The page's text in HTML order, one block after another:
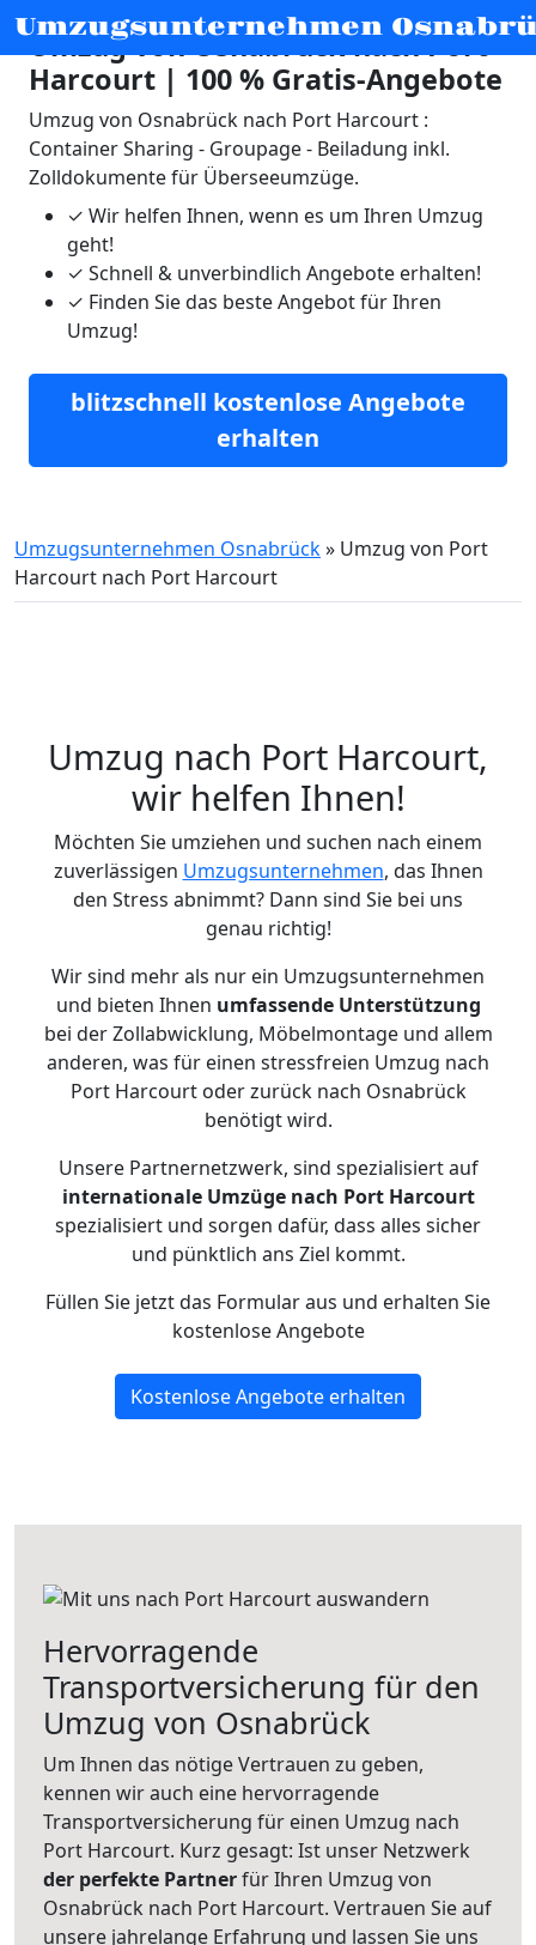
Umzugsunternehmen
Umzug von Osnabrück nach Port
Harcourt | 100 % Gratis-Angebote
Umzug von Osnabrück nach Port Harcourt :
Container Sharing - Groupage - Beiladung inkl.
Zolldokumente für Überseeumzüge.
✓ Wir helfen Ihnen, wenn es um Ihren Umzug
geht!
✓ Schnell & unverbindlich Angebote erhalten!
✓ Finden Sie das beste Angebot für Ihren
Umzug!
blitzschnell kostenlose Angebote
erhalten
Umzugsunternehmen Osnabrück» Umzug von Port
Harcourt nach Port Harcourt
Umzug nach Port Harcourt,
wir helfen Ihnen!
Möchten Sie umziehen und suchen nach einem
zuverlässigen Umzugsunternehmen, das Ihnen
den Stress abnimmt? Dann sind Sie bei uns
genau richtig!
Wir sind mehr als nur ein Umzugsunternehmen
und bieten Ihnen umfassende Unterstützung
bei der Zollabwicklung, Möbelmontage und allem
anderen, was für einen stressfreien Umzug nach
Port Harcourt oder zurück nach Osnabrück
benötigt wird.
Unsere Partnernetzwerk, sind spezialisiert auf
internationale Umzüge nach Port Harcourt
spezialisiert und sorgen dafür, dass alles sicher
und pünktlich ans Ziel kommt.
Füllen Sie jetzt das Formular aus und erhalten Sie
kostenlose Angebote
Kostenlose Angebote erhalten
Hervorragende
Transportversicherung für den
Umzug von Osnabrück
Um Ihnen das nötige Vertrauen zu geben,
kennen wir auch eine hervorragende
Transportversicherung für einen Umzug nach
Port Harcourt. Kurz gesagt: Ist unser Netzwerk
der perfekte Partnerfür Ihren Umzug von
Osnabrück nach Port Harcourt. Vertrauen Sie auf
unsere jahrelange Erfahrung und lassen Sie uns